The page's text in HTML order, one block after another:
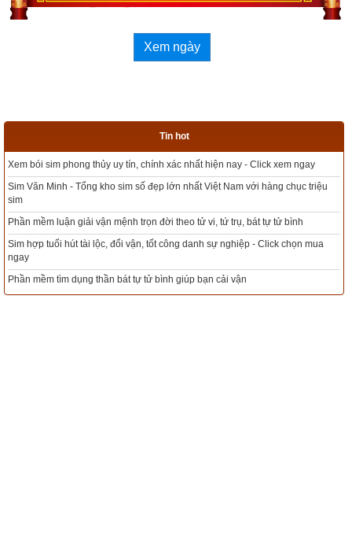
Xem ngày
Tin hot
triệu
mua
Tổng kho sim phong thủy - Sim hợp tuổi - Sim hợp mệnh giá rẻ nhất thị
Mua sim Thần tài, Thần tài theo bạn! Giao sim miễn phí
Tổng Kho Sim Năm sinh 0x - 9x - 8x -7x -6x giá rẻ nhất thị trường - Click